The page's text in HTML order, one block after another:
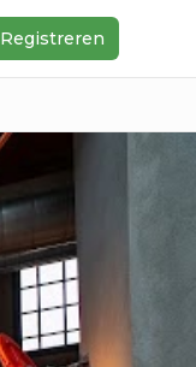
Registreren